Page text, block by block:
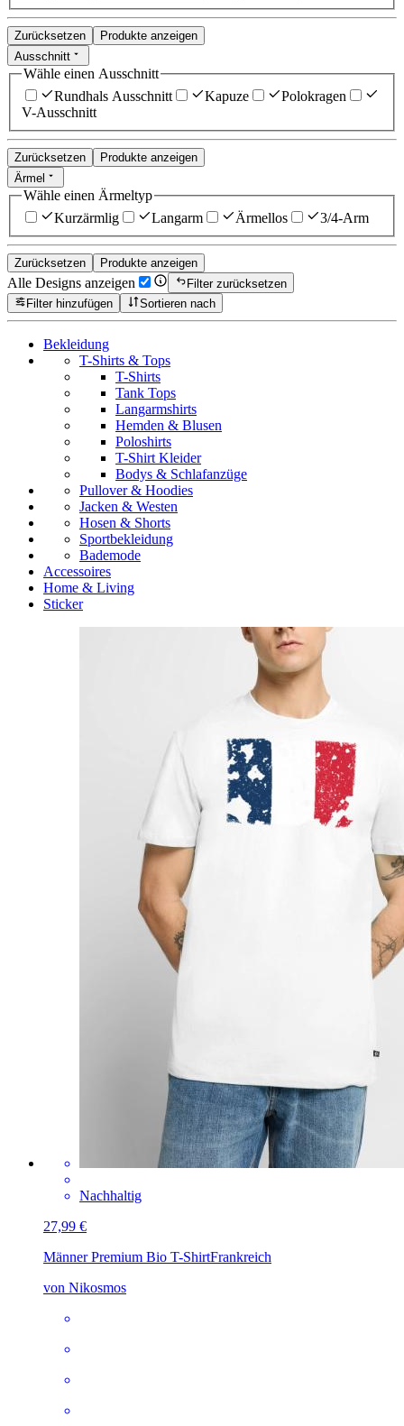
Zurücksetzen
Produkte anzeigen
Ausschnitt
Wähle einen Ausschnitt
Rundhals Ausschnitt
Kapuze
Polokragen
V-Ausschnitt
Zurücksetzen
Produkte anzeigen
Ärmel
Wähle einen Ärmeltyp
Kurzärmlig
Langarm Ärmellos 3/4-Arm
Zurücksetzen Produkte anzeigen
Alle Designs anzeigen
Filter zurücksetzen
Filter hinzufügen
Sortieren nach
Bekleidung
T-Shirts & Tops
T-Shirts
Tank Tops
Langarmshirts
Hemden & Blusen
Poloshirts
T-Shirt Kleider
Bodys & Schlafanzüge
Pullover & Hoodies
Jacken & Westen
Hosen & Shorts
Sportbekleidung
Bademode
Accessoires
Home & Living
Sticker
Nachhaltig
27,99 €
Männer Premium Bio T-ShirtFrankreich
von Nikosmos